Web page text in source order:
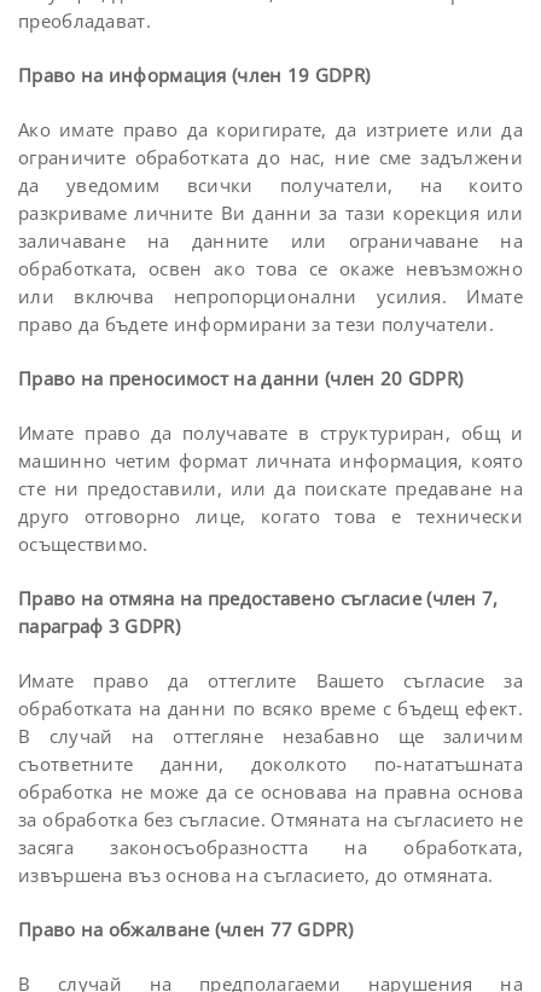
преобладават.
Право на информация (член 19 GDPR)
Ако имате право да коригирате, да изтриете или да
ограничите обработката до нас, ние сме задължени
да уведомим всички получатели, на които
разкриваме личните Ви данни за тази корекция или
заличаване на данните или ограничаване на
обработката, освен ако това се окаже невъзможно
или включва непропорционални усилия. Имате
право да бъдете информирани за тези получатели.
Право на преносимост на данни (член 20 GDPR)
Имате право да получавате в структуриран, общ и
машинно четим формат личната информация, която
сте ни предоставили, или да поискате предаване на
друго отговорно лице, когато това е технически
осъществимо.
Право на отмяна на предоставено съгласие (член 7,
параграф 3 GDPR)
Имате право да оттеглите Вашето съгласие за
обработката на данни по всяко време с бъдещ ефект.
В случай на оттегляне незабавно ще заличим
съответните данни, доколкото по-нататъшната
обработка не може да се основава на правна основа
за обработка без съгласие. Отмяната на съгласието не
засяга законосъобразността на обработката,
извършена въз основа на съгласието, до отмяната.
Право на обжалване (член 77 GDPR)
В случай на предполагаеми нарушения на